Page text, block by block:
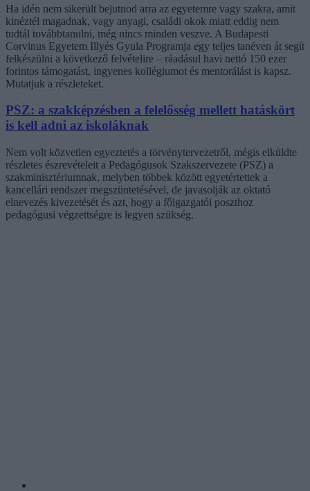
Ha idén nem sikerült bejutnod arra az egyetemre vagy szakra, amit
kinéztél magadnak, vagy anyagi, családi okok miatt eddig nem
tudtál továbbtanulni, még nincs minden veszve. A Budapesti
Corvinus Egyetem Illyés Gyula Programja egy teljes tanéven át segít
felkészülni a következő felvételire – ráadásul havi nettó 150 ezer
forintos támogatást, ingyenes kollégiumot és mentorálást is kapsz.
Mutatjuk a részleteket.
PSZ: a szakképzésben a felelősség mellett hatáskört
is kell adni az iskoláknak
Nem volt közvetlen egyeztetés a törvénytervezetről, mégis elküldte
részletes észrevételeit a Pedagógusok Szakszervezete (PSZ) a
szakminisztériumnak, melyben többek között egyetértettek a
kancellári rendszer megszüntetésével, de javasolják az oktató
elnevezés kivezetését és azt, hogy a főigazgatói poszthoz
pedagógusi végzettségre is legyen szükség.